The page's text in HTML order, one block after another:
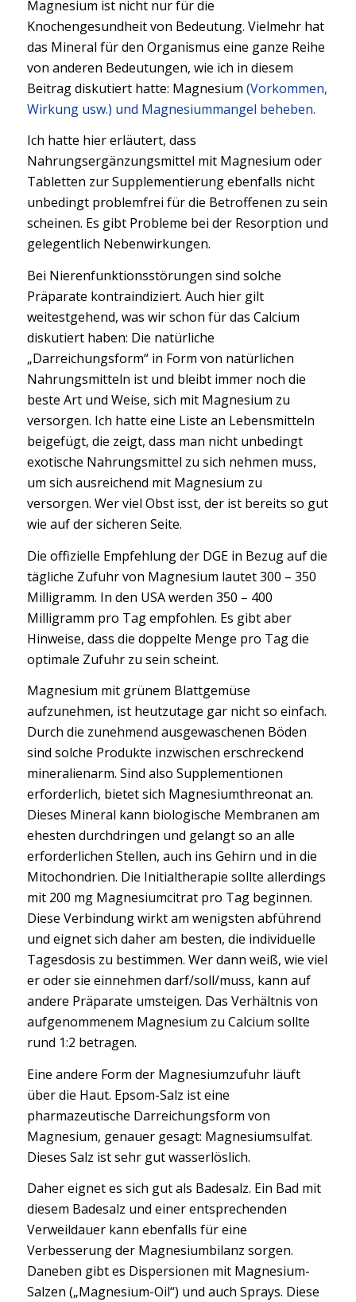
Magnesium ist nicht nur für die
Knochengesundheit von Bedeutung. Vielmehr hat
das Mineral für den Organismus eine ganze Reihe
von anderen Bedeutungen, wie ich in diesem
Beitrag diskutiert hatte: Magnesium (Vorkommen,
Wirkung usw.) und Magnesiummangel beheben.
Ich hatte hier erläutert, dass
Nahrungsergänzungsmittel mit Magnesium oder
Tabletten zur Supplementierung ebenfalls nicht
unbedingt problemfrei für die Betroffenen zu sein
scheinen. Es gibt Probleme bei der Resorption und
gelegentlich Nebenwirkungen.
Bei Nierenfunktionsstörungen sind solche
Präparate kontraindiziert. Auch hier gilt
weitestgehend, was wir schon für das Calcium
diskutiert haben: Die natürliche
„Darreichungsform“ in Form von natürlichen
Nahrungsmitteln ist und bleibt immer noch die
beste Art und Weise, sich mit Magnesium zu
versorgen. Ich hatte eine Liste an Lebensmitteln
beigefügt, die zeigt, dass man nicht unbedingt
exotische Nahrungsmittel zu sich nehmen muss,
um sich ausreichend mit Magnesium zu
versorgen. Wer viel Obst isst, der ist bereits so gut
wie auf der sicheren Seite.
Die offizielle Empfehlung der DGE in Bezug auf die
tägliche Zufuhr von Magnesium lautet 300 – 350
Milligramm. In den USA werden 350 – 400
Milligramm pro Tag empfohlen. Es gibt aber
Hinweise, dass die doppelte Menge pro Tag die
optimale Zufuhr zu sein scheint.
Magnesium mit grünem Blattgemüse
aufzunehmen, ist heutzutage gar nicht so einfach.
Durch die zunehmend ausgewaschenen Böden
sind solche Produkte inzwischen erschreckend
mineralienarm. Sind also Supplementionen
erforderlich, bietet sich Magnesiumthreonat an.
Dieses Mineral kann biologische Membranen am
ehesten durchdringen und gelangt so an alle
erforderlichen Stellen, auch ins Gehirn und in die
Mitochondrien. Die Initialtherapie sollte allerdings
mit 200 mg Magnesiumcitrat pro Tag beginnen.
Diese Verbindung wirkt am wenigsten abführend
und eignet sich daher am besten, die individuelle
Tagesdosis zu bestimmen. Wer dann weiß, wie viel
er oder sie einnehmen darf/soll/muss, kann auf
andere Präparate umsteigen. Das Verhältnis von
aufgenommenem Magnesium zu Calcium sollte
rund 1:2 betragen.
Eine andere Form der Magnesiumzufuhr läuft
über die Haut. Epsom-Salz ist eine
pharmazeutische Darreichungsform von
Magnesium, genauer gesagt: Magnesiumsulfat.
Dieses Salz ist sehr gut wasserlöslich.
Daher eignet es sich gut als Badesalz. Ein Bad mit
diesem Badesalz und einer entsprechenden
Verweildauer kann ebenfalls für eine
Verbesserung der Magnesiumbilanz sorgen.
Daneben gibt es Dispersionen mit Magnesium-
Salzen („Magnesium-Oil“) und auch Sprays. Diese